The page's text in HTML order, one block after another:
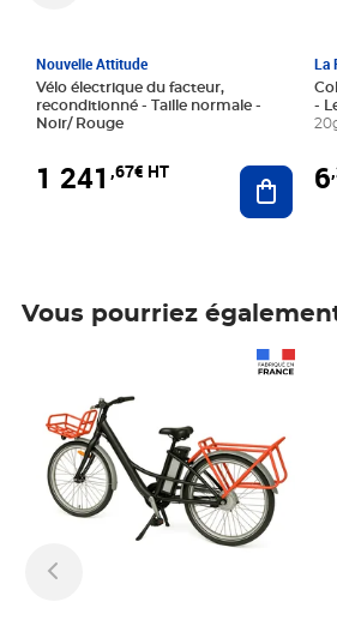
Nouvelle Attitude
Vélo électrique du facteur,
reconditionné - Taille normale -
Noir/ Rouge
1 241 ,67€ HT Ajouter
La
-
6
Vous pourriez